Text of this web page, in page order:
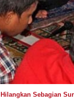
Sebagian